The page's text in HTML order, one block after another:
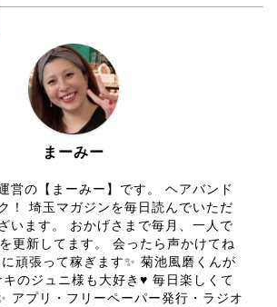
まーみー
営の【まーみー】です。 ヘアバンド
！ 埼玉マガジンを毎日読んでいただ
います。 おかげさまで毎月、一人で
更新してます。 会ったら声かけてね
頑張って稼ぎます✨ 菊池風磨くんが
のジュニ様も大好き♥ 毎日楽しくて
アプリ・フリーペーパー発行・ラジオ